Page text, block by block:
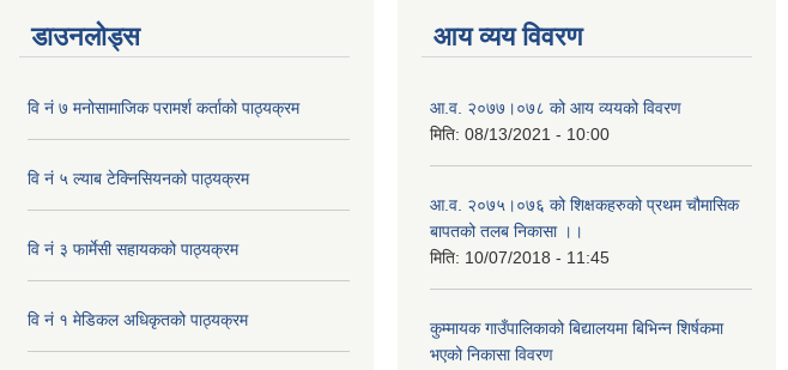
डाउनलोड्स
वि नं ७ मनोसामाजिक परामर्श कर्ताको पाठ्यक्रम
वि नं ५ ल्याब टेक्निसियनको पाठ्यक्रम
वि नं ३ फार्मेसी सहायकको पाठ्यक्रम
वि नं १ मेडिकल अधिकृतको पाठ्यक्रम
आय व्यय विवरण
आ.व. २०७७।०७८ को आय व्ययको विवरण
मिति: 08/13/2021 - 10:00
आ.व. २०७५।०७६ को शिक्षकहरुको प्रथम चौमासिक
बापतको तलब निकासा ।।
मिति: 10/07/2018 - 11:45
कुम्मायक गाउँपालिकाको बिद्यालयमा बिभिन्न शिर्षकमा
भएको निकासा विवरण